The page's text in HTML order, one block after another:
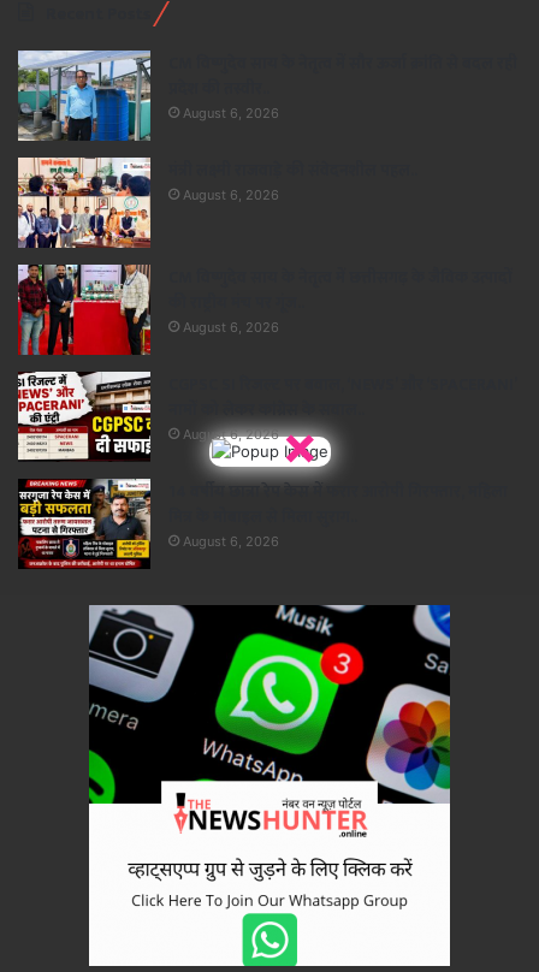
×
August 6, 2026
August 6, 2026
August 6, 2026
August 6, 2026
14 वर्षीय छात्रा रेप केस में फरार आरोपी गिरफ्तार, महिला
August 6, 2026